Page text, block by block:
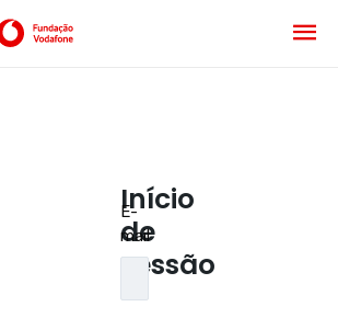
Início
de
sessão
E-
mail